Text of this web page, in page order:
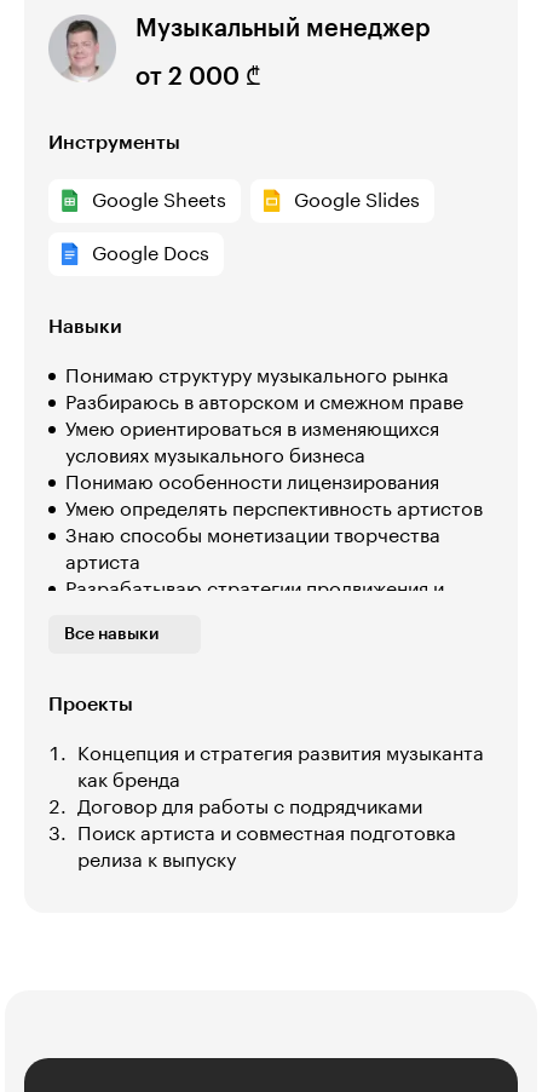
Музыкальный менеджер
от 2 000 ₾
Инструменты
Google Sheets Google Slides
Google Docs
Навыки
Понимаю структуру музыкального рынка
Разбираюсь в авторском и смежном праве
Умею ориентироваться в изменяющихся
условиях музыкального бизнеса
Понимаю особенности лицензирования
Умею определять перспективность артистов
Знаю способы монетизации творчества
артиста
Разрабатываю стратегии продвижения и
Умею заключать договоры с артистами
зарабатывать на артистах
Все навыки
Проекты
Концепция и стратегия развития музыканта
как бренда
Договор для работы с подрядчиками
Поиск артиста и совместная подготовка
релиза к выпуску